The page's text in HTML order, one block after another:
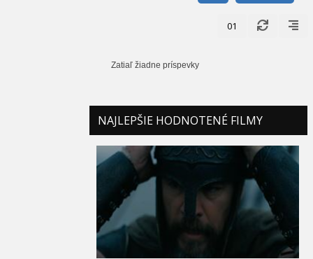
01
Zatiaľ žiadne príspevky
NAJLEPŠIE HODNOTENÉ FILMY